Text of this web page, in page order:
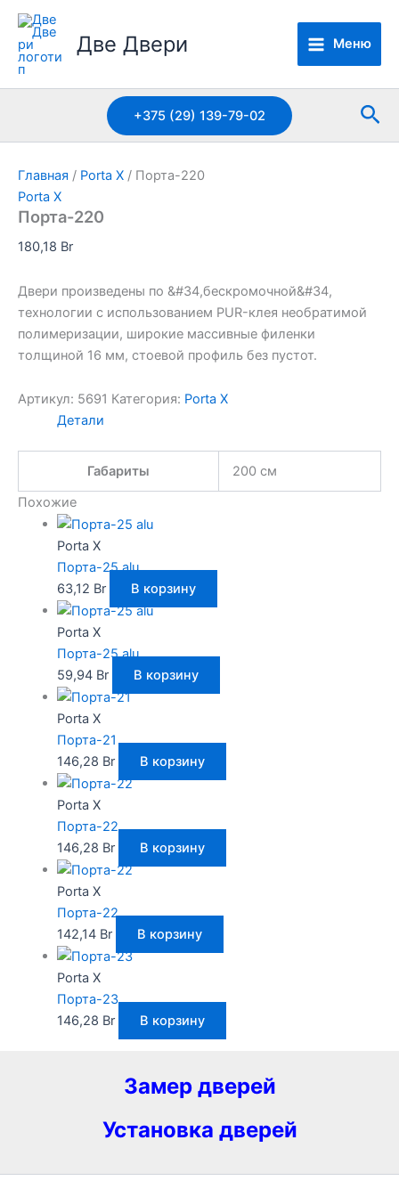
Перейти
содержимомуДве Двери Меню
+375 (29) 139-79-02
Главная / Porta X / Порта-220
Porta X
Порта-220
180,18 Br
Двери произведены по &#34,бескромочной&#34,
технологии с использованием PUR-клея необратимой
полимеризации, широкие массивные филенки
толщиной 16 мм, стоевой профиль без пустот.
Артикул: 5691 Категория: Porta X
Детали
Габариты
200 см
Похожие
Porta X
Порта-25 alu
63,12 Br В корзину
Porta X
Порта-25 alu
59,94 Br В корзину
Porta X
Порта-21
146,28 Br В корзину
Porta X
Порта-22
146,28 Br В корзину
Porta X
Порта-22
142,14 Br В корзину
Porta X
Порта-23
146,28 Br В корзину
Замер дверей
Установка дверей